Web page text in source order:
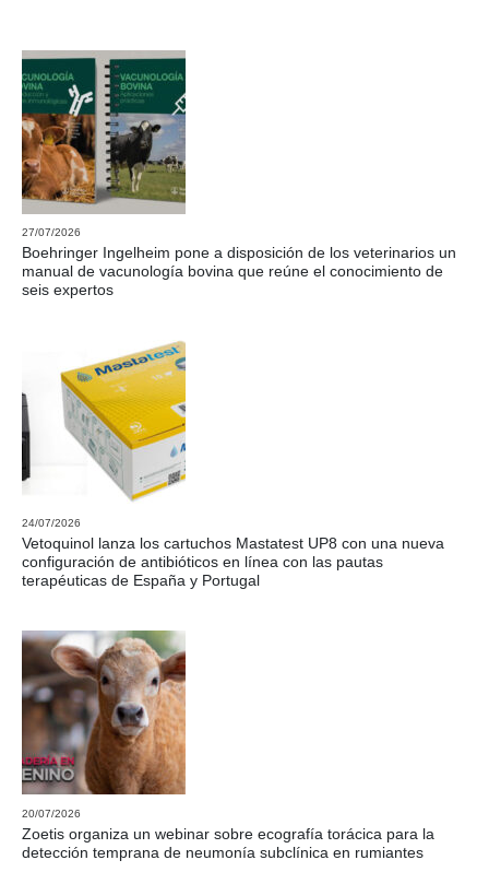
27/07/2026
Boehringer Ingelheim pone a disposición de los veterinarios un
manual de vacunología bovina que reúne el conocimiento de
seis expertos
24/07/2026
Vetoquinol lanza los cartuchos Mastatest UP8 con una nueva
configuración de antibióticos en línea con las pautas
terapéuticas de España y Portugal
20/07/2026
Zoetis organiza un webinar sobre ecografía torácica para la
detección temprana de neumonía subclínica en rumiantes